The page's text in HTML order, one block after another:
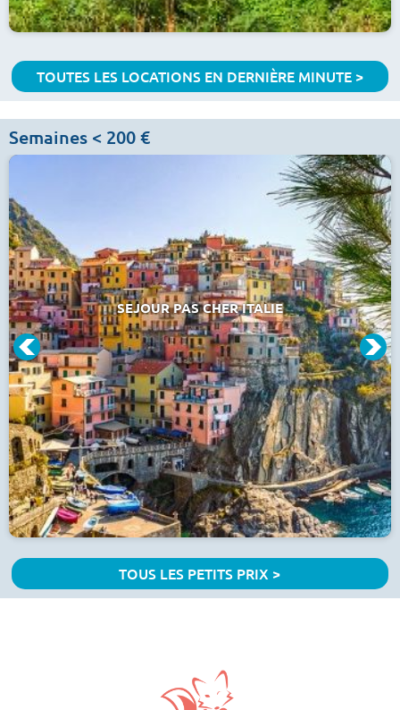
TOUTES LES LOCATIONS EN DERNIÈRE MINUTE >
Semaines < 200 €
SEJOUR PAS CHER ITALIE
TOUS LES PETITS PRIX >